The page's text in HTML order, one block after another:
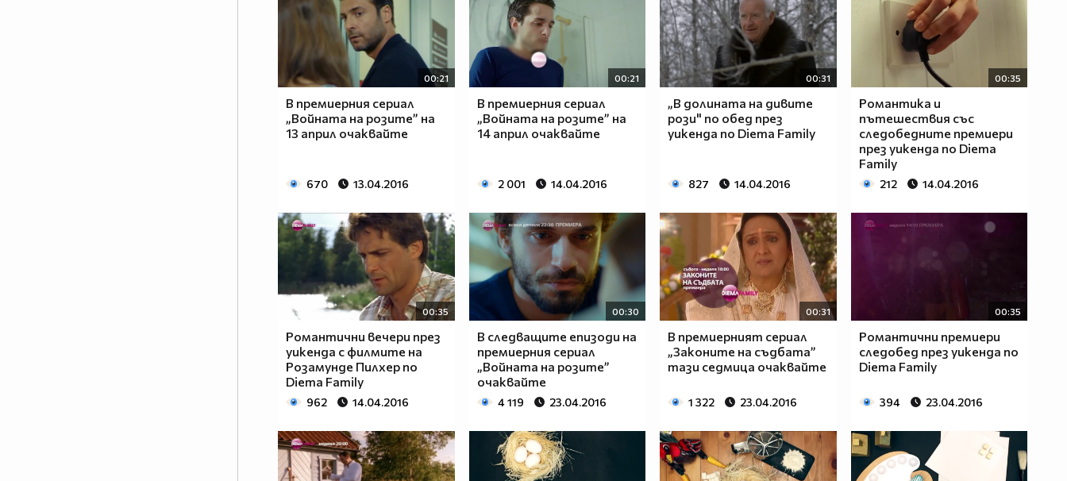
00:21
В премиерния сериал
„Войната на розите” на
13 април очаквайте
670 13.04.2016
00:21
В премиерния сериал
„Войната на розите” на
14 април очаквайте
2 001 14.04.2016
00:31
„В долината на дивите
рози" по обед през
уикенда по Diema Family
827 14.04.2016
00:35
Романтика и
пътешествия със
следобедните премиери
през уикенда по Diema
Family
212 14.04.2016
00:35
Романтични вечери през
уикенда с филмите на
Розамунде Пилхер по
Diema Family
962 14.04.2016
00:30
В следващите епизоди на
премиерния сериал
„Войната на розите”
очаквайте
4 119 23.04.2016
00:31
В премиерният сериал
„Законите на съдбата”
тази седмица очаквайте
1 322 23.04.2016
00:35
Романтични премиери
следобед през уикенда по
Diema Family
394 23.04.2016